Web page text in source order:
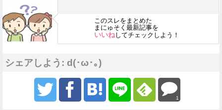
このスレをまとめた
まにゅそく最新記事を
いいねしてチェックしよう！
シェアしよう: d(･ω･｡)
1